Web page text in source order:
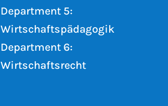
Department 5:
Wirtschaftspädagogik
Department 6:
Wirtschaftsrecht